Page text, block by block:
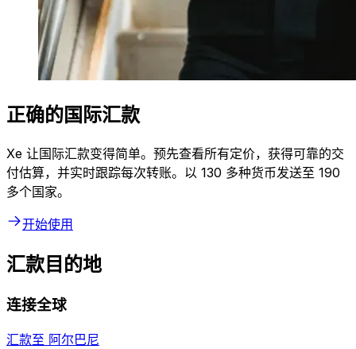
正确的国际汇款
Xe 让国际汇款变得简单。预先查看所有定价，获得可靠的交
付估算，并实时跟踪每次转账。以 130 多种货币发送至 190
多个国家。
开始使用
汇款目的地
连接全球
汇款至 阿尔巴尼